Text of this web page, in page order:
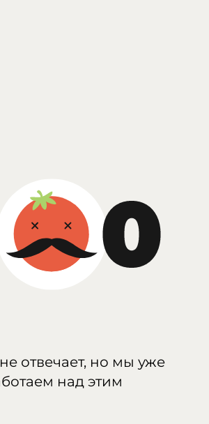
отвечает, но мы уже
над этим